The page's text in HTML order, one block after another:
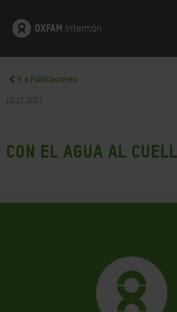
Ir a Publicaciones
10.12.2007
Con el agua al